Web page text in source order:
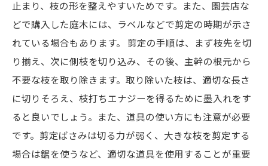
止まり、枝の形を整えやすいためです。また、園芸店な
どで購入した庭木には、ラベルなどで剪定の時期が示さ
れている場合もあります。 剪定の手順は、まず枝先を切
り揃え、次に側枝を切り込み、その後、主幹の根元から
不要な枝を取り除きます。取り除いた枝は、適切な長さ
に切りそろえ、枝打ちエナジーを得るために墨入れをす
ると良いでしょう。また、道具の使い方にも注意が必要
です。剪定ばさみは切る力が弱く、大きな枝を剪定する
場合は鋸を使うなど、適切な道具を使用することが重要